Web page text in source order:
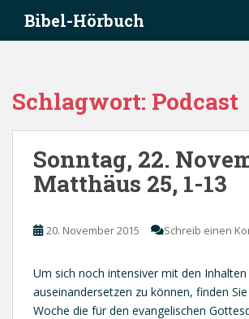
i
Bibel-Hörbuch
Schlagwort: Podcast
Sonntag, 22.
Matthäus 25, 1-13
20. November 2015 Schreib einen
Um sich noch intensiver mit den Inhalten
auseinandersetzen zu können, finden
Woche die für den evangelischen